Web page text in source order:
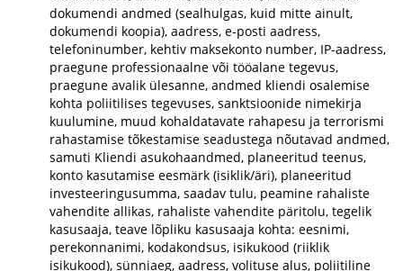
dokumendi andmed (sealhulgas, kuid mitte ainult,
dokumendi koopia), aadress, e-posti aadress,
telefoninumber, kehtiv maksekonto number, IP-aadress,
praegune professionaalne või tööalane tegevus,
praegune avalik ülesanne, andmed kliendi osalemise
kohta poliitilises tegevuses, sanktsioonide nimekirja
kuulumine, muud kohaldatavate rahapesu ja terrorismi
rahastamise tõkestamise seadustega nõutavad andmed,
samuti Kliendi asukohaandmed, planeeritud teenus,
konto kasutamise eesmärk (isiklik/äri), planeeritud
investeeringusumma, saadav tulu, peamine rahaliste
vahendite allikas, rahaliste vahendite päritolu, tegelik
kasusaaja, teave lõpliku kasusaaja kohta: eesnimi,
perekonnanimi, kodakondsus, isikukood (riiklik
isikukood), sünniaeg, aadress, volituse alus, poliitiline